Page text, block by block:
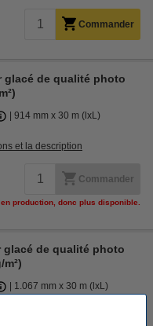
Commander
glacé de qualité photo
914 mm x 30 m (lxL)
et la description
Commander
production, donc plus disponible.
glacé de qualité photo
1.067 mm x 30 m (lxL)
et la description